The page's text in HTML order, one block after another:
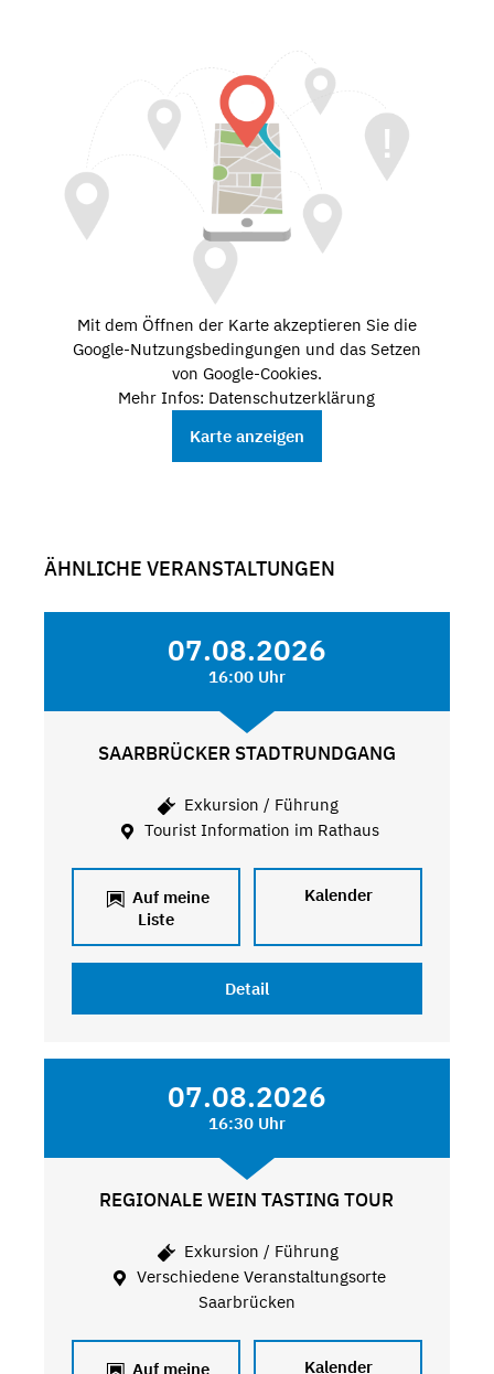
Mit dem Öffnen der Karte akzeptieren Sie die
Google-Nutzungsbedingungen und das Setzen
von Google-Cookies.
Mehr Infos: Datenschutzerklärung
Karte anzeigen
ÄHNLICHE VERANSTALTUNGEN
07.08.2026
16:00 Uhr
SAARBRÜCKER STADTRUNDGANG
Exkursion / Führung
Tourist Information im Rathaus
Auf meine
Liste
Kalender
Detail
07.08.2026
16:30 Uhr
REGIONALE WEIN TASTING TOUR
Exkursion / Führung
Verschiedene Veranstaltungsorte
Saarbrücken
Auf meine
Kalender